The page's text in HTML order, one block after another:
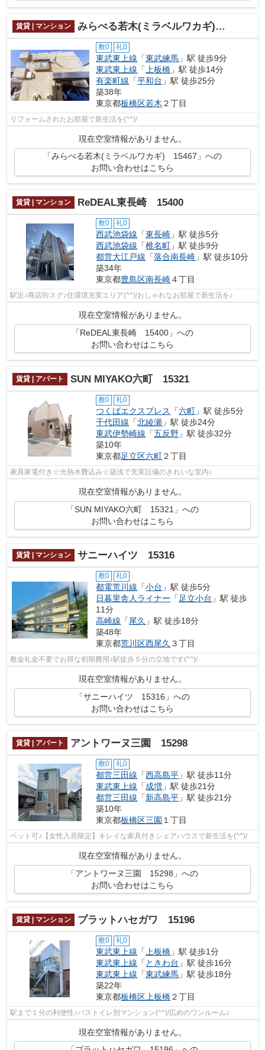
賃貸 | マンション みらべる若木(ミラベルワカギ) 15467
敷0 礼0
東武東上線 「東武練馬 」駅 徒歩9分
東武東上線 「 上板橋 」駅 徒歩14分
有楽町線 「平和台 」駅 徒歩25分
築38年
東京都板橋区若木 ２丁目
リフォームされたお部屋で新生活を(^^)/
現在空室情報がありません。
「みらべる若木(ミラベルワカギ) 15467」への
お問い合わせはこちら
賃貸 | マンション ReDEAL東長崎 15400
敷0 礼0
西武池袋線 「東長崎 」駅 徒歩5分
西武池袋線 「椎名町 」駅 徒歩9分
都営大江戸線 「落合南長崎 」駅 徒歩10分
築34年
東京都豊島区南長崎４丁目
駅近♪商店街スグ♪住環境充実エリア(^^)/おしゃれなお部屋で新生活を♪
現在空室情報がありません。
「ReDEAL東長崎 15400」への
お問い合わせはこちら
賃貸 | アパート SUN MIYAKO六町 15321
敷0 礼0
つくばエクスプレス 「六町 」駅 徒歩5分
千代田線 「北綾瀬 」駅 徒歩24分
東武伊勢崎線 「五反野 」駅 徒歩32分
築10年
東京都足立区六町２丁目
家具家電付き☆光熱水費込み☆築浅で充実設備のきれいな室内♪
現在空室情報がありません。
「SUN MIYAKO六町 15321」への
お問い合わせはこちら
賃貸 | マンション サニーハイツ 15316
敷0 礼0
都電荒川線 「小台 」駅 徒歩5分
日暮里舎人ライナー 「足立小台 」駅 徒歩
11分
高崎線 「尾久 」駅 徒歩18分
築48年
東京都荒川区西尾久 ３丁目
敷金礼金不要でお得な初期費用♪駅徒歩５分の立地です(^^)/
現在空室情報がありません。
「サニーハイツ 15316」への
お問い合わせはこちら
賃貸 | アパート アントワーヌ三園 15298
敷0 礼0
都営三田線 「西高島平 」駅 徒歩11分
東武東上線 「成増 」駅 徒歩21分
都営三田線 「新高島平 」駅 徒歩21分
築10年
東京都板橋区三園 １丁目
ペット可♪【女性入居限定】キレイな家具付きシェアハウスで新生活を(^^)/
現在空室情報がありません。
「アントワーヌ三園 15298」への
お問い合わせはこちら
賃貸 | マンション プラットハセガワ 15196
敷0 礼0
東武東上線 「 上板橋 」駅 徒歩1分
東武東上線 「ときわ台 」駅 徒歩16分
東武東上線 「東武練馬 」駅 徒歩18分
築22年
東京都板橋区 上板橋２丁目
駅まで１分の利便性♪バストイレ別マンション(^^)/広めのワンルーム♪
現在空室情報がありません。